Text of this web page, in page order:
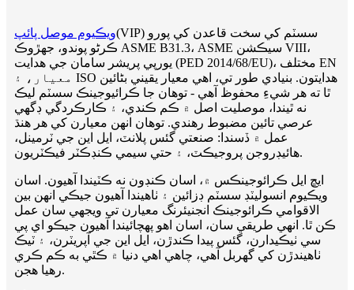
ويڪيوم موصل پائپ(VIP) سسٽم کي سخت قاعدن کي پورو
ڪرڻو پوندو، جهڙوڪ ASME B31.3، ASME سيڪشن VIII،
يورپي پريشر سامان جي هدايت (PED 2014/68/EU)، مختلف EN
معيار، ۽ ISO هدايتون. بنيادي طور تي، اهي معيار يقيني بڻائين
ٿا ته هر شيءِ محفوظ آهي - توهان جا ڪرائيوجينڪ سسٽم ليڪ
نه ٿيندا، موصليت اصل ۾ ڪم ڪندي، ۽ ڪارڪردگي ڊگهي
عرصي تائين مضبوط رهندي. توهان انهن معيارن کي هر هنڌ
عمل ۾ ڏسندا: صنعتي گئس پلانٽ، ايل اين جي ٽرمينل،
هائيڊروجن پروجيڪٽ، ۽ حتي سيمي ڪنڊڪٽر فيڪٽريون.
ايڇ ايل ڪرائوجينڪس ۾، اسان ڪنڊون نه ڪٽيندا آهيون. اسان
ويڪيوم انسوليٽڊ سسٽم ڊزائين ۽ ٺاهيندا آهيون جيڪي انهن بين
الاقوامي ڪرائوجينڪ انجنيئرنگ معيارن تي ويجهي سان عمل
ڪن ٿا. انهي طريقي سان، اسان اهو پهچائيندا آهيون جيڪو اي پي
سي ٺيڪيدارن، گئس پيدا ڪندڙن، ايل اين جي آپريٽرن، ۽ ٽيڪ
ٺاهيندڙن کي گهربل آهي، چاهي اهي دنيا ۾ ڪٿي به ڪم ڪري
رهيا هجن.